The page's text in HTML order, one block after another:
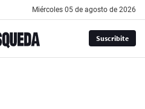
miércoles 05 de agosto de 2026
Suscribite